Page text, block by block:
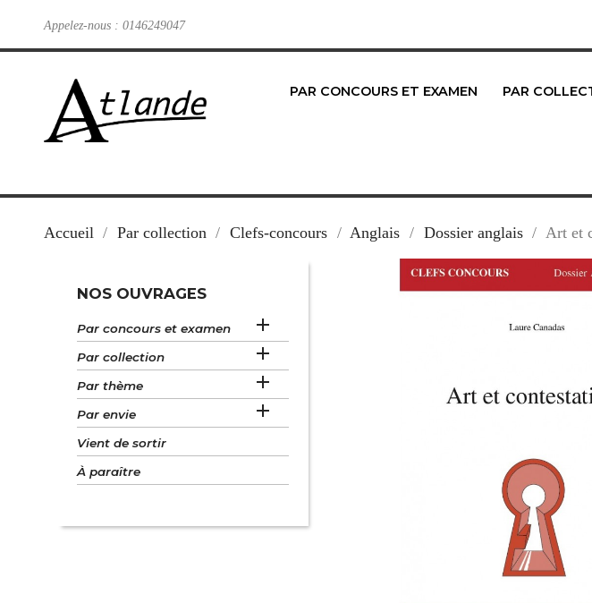
Appelez-nous : 0146249047
PAR CONCOURS ET EXAMEN PAR
Accueil Par collection Clefs-concours Anglais Dossier anglais Art et
NOS OUVRAGES
Par concours et examen 
Par collection 
Par thème 
Par envie 
Vient de sortir
À paraître